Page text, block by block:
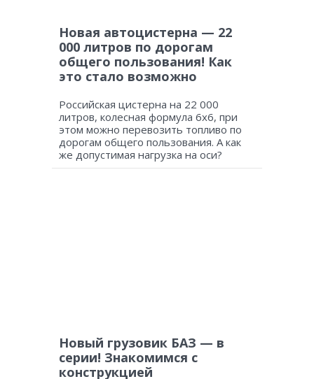
Новая автоцистерна — 22
000 литров по дорогам
общего пользования! Как
это стало возможно
Российская цистерна на 22 000
литров, колесная формула 6х6, при
этом можно перевозить топливо по
дорогам общего пользования. А как
же допустимая нагрузка на оси?
Новый грузовик БАЗ — в
серии! Знакомимся с
конструкцией